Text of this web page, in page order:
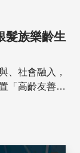
髮族樂齡生
、社會融入，
「高齡友善社